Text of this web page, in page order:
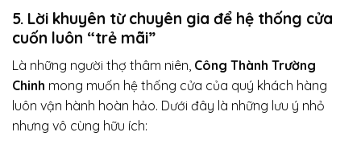
5. Lời khuyên từ chuyên gia để hệ thống cửa
cuốn luôn “trẻ mãi”
Là những người thợ thâm niên, Công Thành Trường
Chinh mong muốn hệ thống cửa của quý khách hàng
luôn vận hành hoàn hảo. Dưới đây là những lưu ý nhỏ
nhưng vô cùng hữu ích: